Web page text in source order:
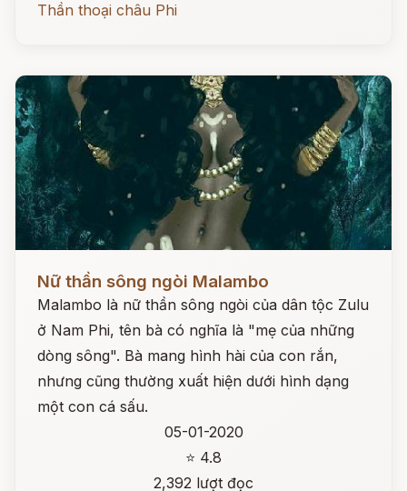
Thần thoại châu Phi
Nữ thần sông ngòi Malambo
Malambo là nữ thần sông ngòi của dân tộc Zulu
ở Nam Phi, tên bà có nghĩa là "mẹ của những
dòng sông". Bà mang hình hài của con rắn,
nhưng cũng thường xuất hiện dưới hình dạng
một con cá sấu.
05-01-2020
⭐ 4.8
2,392 lượt đọc